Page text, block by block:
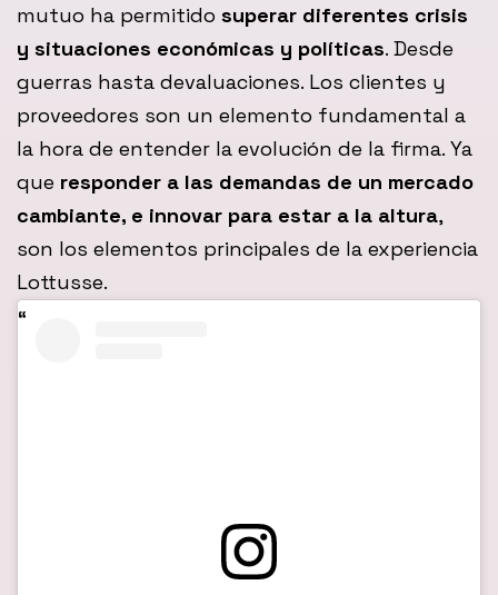
mutuo ha permitido superar diferentes crisis
y situaciones económicas y políticas. Desde
guerras hasta devaluaciones. Los clientes y
proveedores son un elemento fundamental a
la hora de entender la evolución de la firma. Ya
que responder a las demandas de un mercado
cambiante, e innovar para estar a la altura,
son los elementos principales de la experiencia
Lottusse.